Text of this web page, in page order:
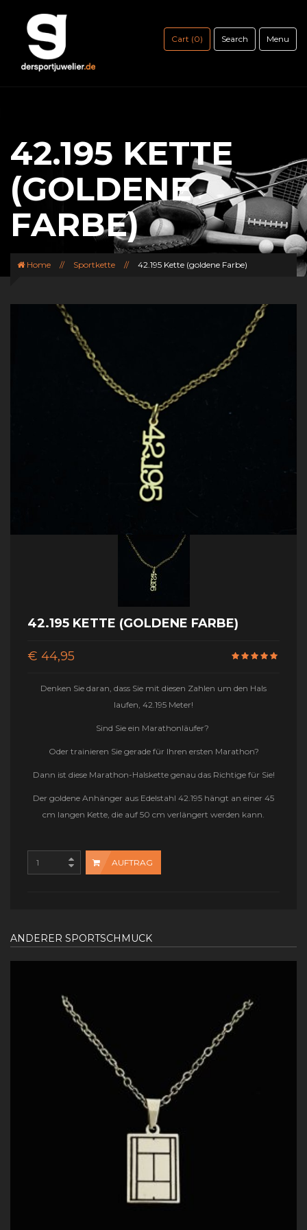
Menu
Search
Cart (0)
42.195 KETTE
(GOLDENE
FARBE)
Home // Sportkette // 42.195 Kette (goldene Farbe)
42.195 KETTE (GOLDENE FARBE)
€ 44,95
Denken Sie daran, dass Sie mit diesen Zahlen um den Hals
laufen, 42.195 Meter!
Sind Sie ein Marathonläufer?
Oder trainieren Sie gerade für Ihren ersten Marathon?
Dann ist diese Marathon-Halskette genau das Richtige für Sie!
Der goldene Anhänger aus Edelstahl 42.195 hängt an einer 45
cm langen Kette, die auf 50 cm verlängert werden kann.
AUFTRAG
ANDERER SPORTSCHMUCK